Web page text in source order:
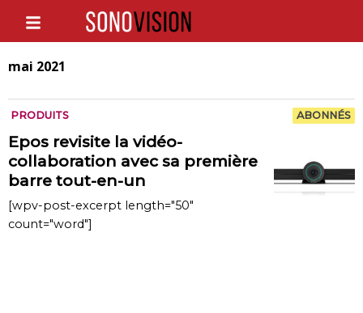
mai 2021
PRODUITS ABONNÉS
Epos revisite la vidéo-
collaboration avec sa première
barre tout-en-un
[wpv-post-excerpt length="50"
count="word"]